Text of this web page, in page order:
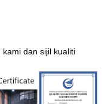
dan sijil kualiti